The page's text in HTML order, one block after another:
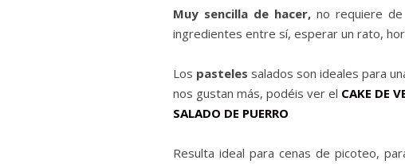
Muy sencilla de hacer, no requiere
ingredientes entre sí, esperar un rato,
Los pasteles salados son ideales para
nos gustan más, podéis ver el CAKE DE
SALADO DE PUERRO
Resulta ideal para cenas de picoteo,